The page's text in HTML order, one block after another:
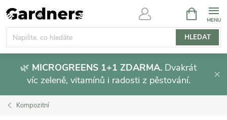
Přejít
na
obsah
HLEDAT
NÁKUPNÍ
KOŠÍK
🌿 MICROGREENS 1+1 ZDARMA. Dvakrát
víc zeleně, vitamínů i radosti z pěstování.
Kompozitní